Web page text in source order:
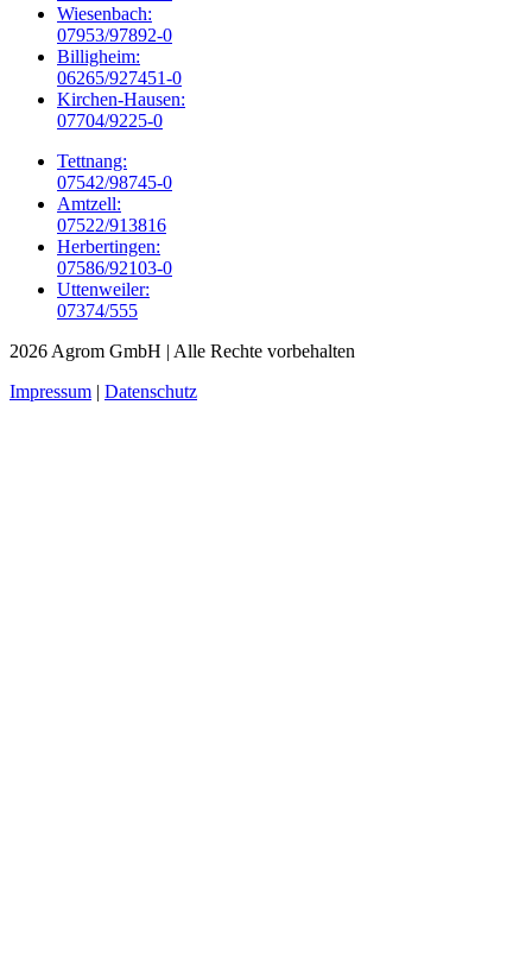
Wiesenbach:
07953/97892-0
Billigheim:
06265/927451-0
Kirchen-Hausen:
07704/9225-0
Tettnang:
07542/98745-0
Amtzell:
07522/913816
Herbertingen:
07586/92103-0
Uttenweiler:
07374/555
2026 Agrom GmbH | Alle Rechte vorbehalten
Impressum | Datenschutz